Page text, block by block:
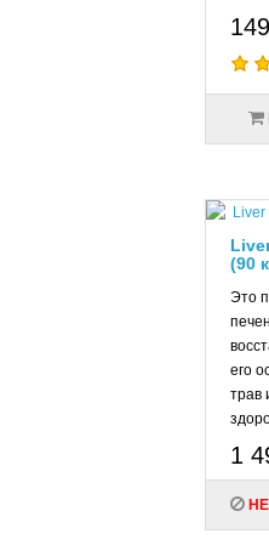
(90
Это
его
трав
1